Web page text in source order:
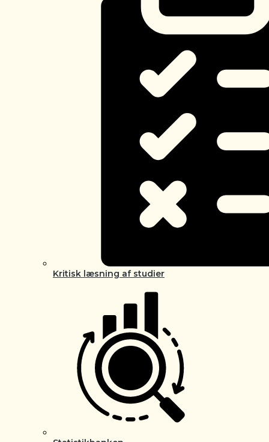
Kritisk læsning af studier